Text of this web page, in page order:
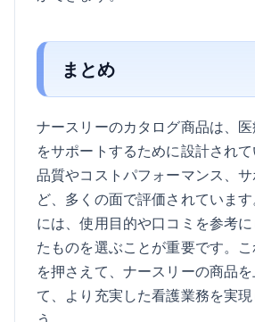
まとめ
ナースリーのカタログ商品は、
をサポートするために設計され
品質やコストパフォーマンス、
ど、多くの面で評価されていま
には、使用目的や口コミを参考
たものを選ぶことが重要です。
を押さえて、ナースリーの商品
て、より充実した看護業務を実